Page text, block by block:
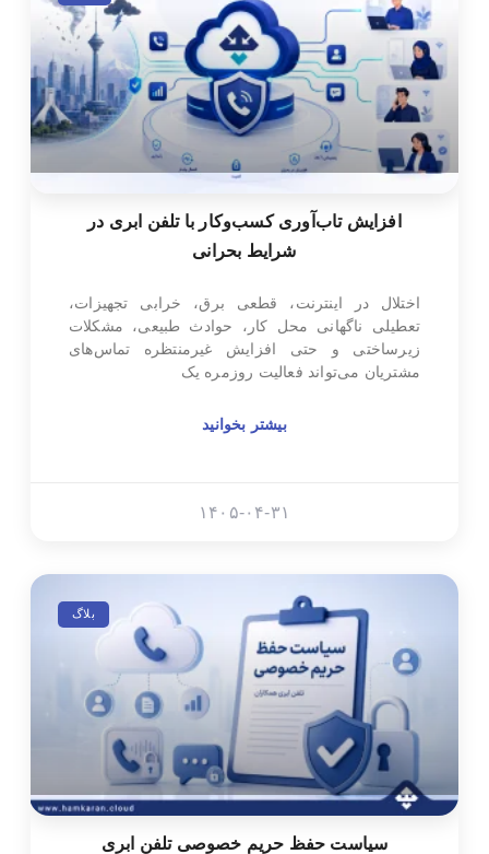
افزایش تاب‌آوری کسب‌وکار با تلفن ابری در
شرایط بحرانی
اختلال در اینترنت، قطعی برق، خرابی تجهیزات،
تعطیلی ناگهانی محل کار، حوادث طبیعی، مشکلات
زیرساختی و حتی افزایش غیرمنتظره تماس‌های
مشتریان می‌تواند فعالیت روزمره یک
بیشتر بخوانید
۱۴۰۵-۰۴-۳۱
بلاگ
سیاست حفظ حریم خصوصی تلفن ابری